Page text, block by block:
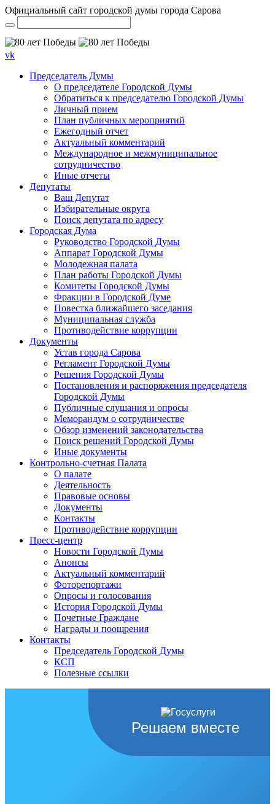
Официальный сайт городской думы города Сарова
vk
Председатель Думы
О председателе Городской Думы
Обратиться к председателю Городской Думы
Личный прием
План публичных мероприятий
Ежегодный отчет
Актуальный комментарий
Международное и межмуниципальное
сотрудничество
Иные отчеты
Депутаты
Ваш Депутат
Избирательные округа
Поиск депутата по адресу
Городская Дума
Руководство Городской Думы
Аппарат Городской Думы
Молодежная палата
План работы Городской Думы
Комитеты Городской Думы
Фракции в Городской Думе
Повестка ближайшего заседания
Муниципальная служба
Противодействие коррупции
Документы
Устав города Сарова
Регламент Городской Думы
Решения Городской Думы
Постановления и распоряжения председателя
Городской Думы
Публичные слушания и опросы
Меморандум о сотрудничестве
Обзор изменений законодательства
Поиск решений Городской Думы
Иные документы
Контрольно-счетная Палата
О палате
Деятельность
Правовые основы
Документы
Контакты
Противодействие коррупции
Пресс-центр
Новости Городской Думы
Анонсы
Актуальный комментарий
Фоторепортажи
Опросы и голосования
История Городской Думы
Почетные Граждане
Награды и поощрения
Контакты
Председатель Городской Думы
КСП
Полезные ссылки
Решаем вместе